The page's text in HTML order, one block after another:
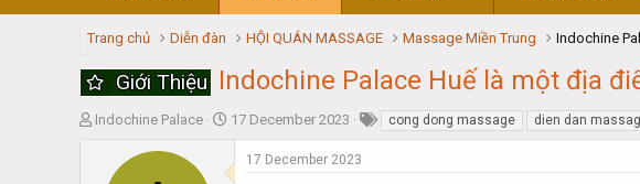
Trang chủ Diễn đàn HỘI QUÁN MASSAGE Massage Miền Trung Indochine
Giới Thiệu Indochine Palace Huế là một địa
T
Indochine Palace
S
r
17 December 2023 cong dong massage dien dan
17 December 2023